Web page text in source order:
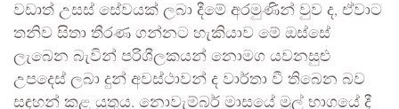
වඩාත් උසස් සේවයක් ලබා දීමේ අරමුණින් වුව ද, ඒවාට
තනිව සිතා තීරණ ගන්නට හැකියාව මේ ඔස්සේ
ලැබෙන බැවින් පරිශීලකයන් නොමග යවනසුළු
උපදෙස් ලබා දුන් අවස්ථාවන් ද වාර්තා වී තිබෙන බව
සඳහන් කළ යුතුය. නොවැම්බර් මාසයේ මුල් භාගයේ දී